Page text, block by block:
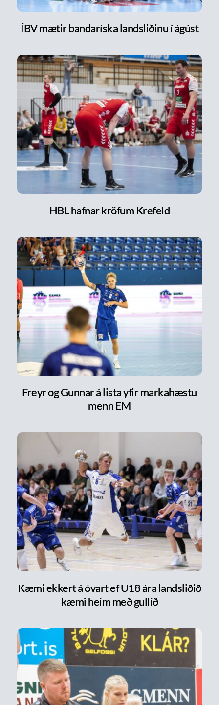
ÍBV mætir bandaríska landsliðinu í ágúst
HBL hafnar kröfum Krefeld
Freyr og Gunnar á lista yfir markahæstu
menn EM
Kæmi ekkert á óvart ef U18 ára landsliðið
kæmi heim með gullið